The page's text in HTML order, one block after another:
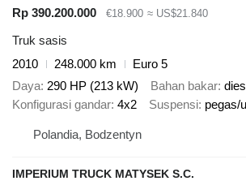
Rp 390.200.000
€18.900 ≈ US$21.840
Truk sasis
2010
248.000 km
Euro 5
Daya 290 HP (213 kW) Bahan bakar
Konfigurasi gandar 4x2 Suspensi pegas/
Polandia, Bodzentyn
IMPERIUM TRUCK MATYSEK S.C.